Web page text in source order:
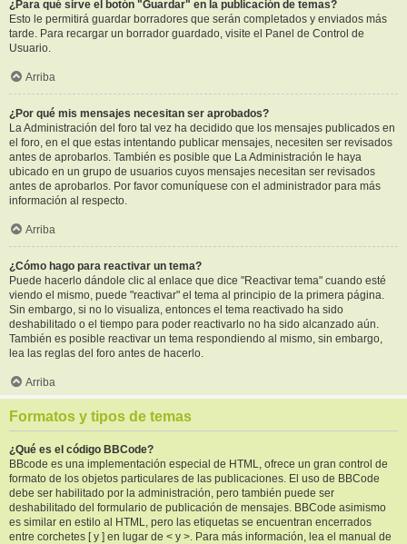
¿Para qué sirve el botón "Guardar" en la publicación de temas?
Esto le permitirá guardar borradores que serán completados y enviados más
tarde. Para recargar un borrador guardado, visite el Panel de Control de
Usuario.
Arriba
¿Por qué mis mensajes necesitan ser aprobados?
La Administración del foro tal vez ha decidido que los mensajes publicados en
el foro, en el que estas intentando publicar mensajes, necesiten ser revisados
antes de aprobarlos. También es posible que La Administración le haya
ubicado en un grupo de usuarios cuyos mensajes necesitan ser revisados
antes de aprobarlos. Por favor comuníquese con el administrador para más
información al respecto.
Arriba
¿Cómo hago para reactivar un tema?
Puede hacerlo dándole clic al enlace que dice "Reactivar tema" cuando esté
viendo el mismo, puede "reactivar" el tema al principio de la primera página.
Sin embargo, si no lo visualiza, entonces el tema reactivado ha sido
deshabilitado o el tiempo para poder reactivarlo no ha sido alcanzado aún.
También es posible reactivar un tema respondiendo al mismo, sin embargo,
lea las reglas del foro antes de hacerlo.
Arriba
Formatos y tipos de temas
¿Qué es el código BBCode?
BBcode es una implementación especial de HTML, ofrece un gran control de
formato de los objetos particulares de las publicaciones. El uso de BBCode
debe ser habilitado por la administración, pero también puede ser
deshabilitado del formulario de publicación de mensajes. BBCode asimismo
es similar en estilo al HTML, pero las etiquetas se encuentran encerrados
entre corchetes [ y ] en lugar de < y >. Para más información, lea el manual de